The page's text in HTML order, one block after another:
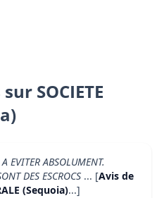
SOCIETE
A EVITER ABSOLUMENT.
DES ESCROCS ... [Avis de
(Sequoia)...]